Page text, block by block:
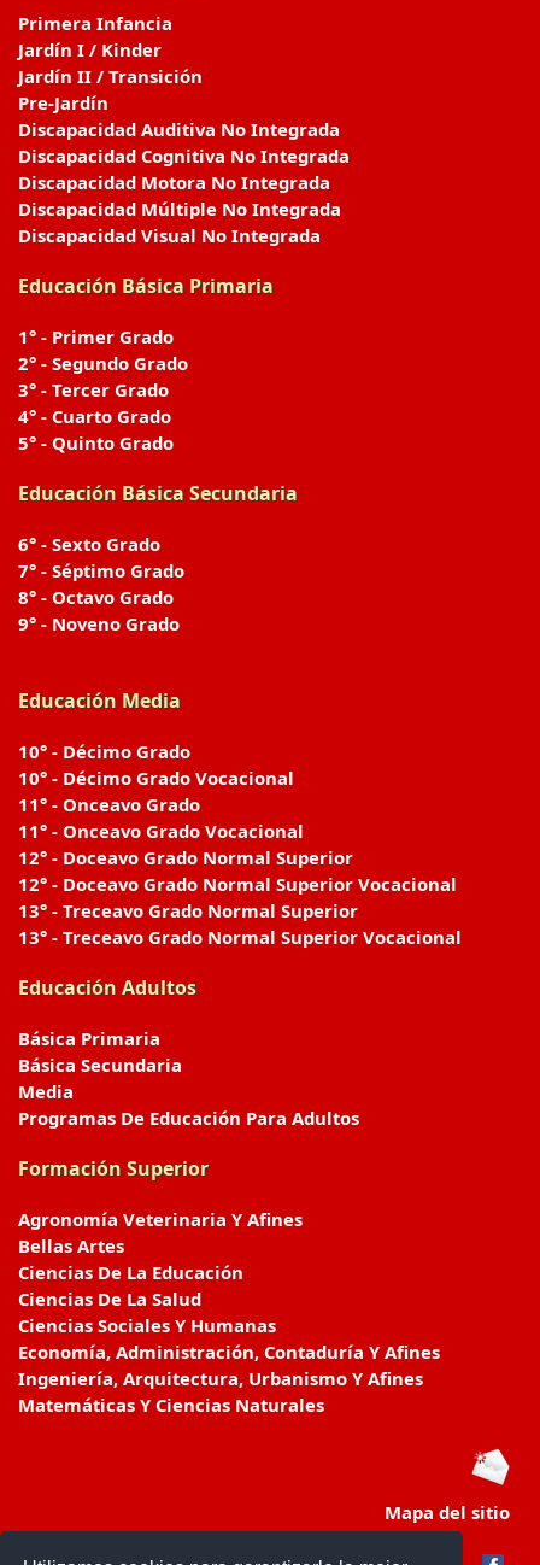
Primera Infancia
Jardín I / Kinder
Jardín II / Transición
Pre-Jardín
Discapacidad Auditiva No Integrada
Discapacidad Cognitiva No Integrada
Discapacidad Motora No Integrada
Discapacidad Múltiple No Integrada
Discapacidad Visual No Integrada
Educación Básica Primaria
1° - Primer Grado
2° - Segundo Grado
3° - Tercer Grado
4° - Cuarto Grado
5° - Quinto Grado
Educación Básica Secundaria
6° - Sexto Grado
7° - Séptimo Grado
8° - Octavo Grado
9° - Noveno Grado
Educación Media
10° - Décimo Grado
10° - Décimo Grado Vocacional
11° - Onceavo Grado
11° - Onceavo Grado Vocacional
12° - Doceavo Grado Normal Superior
12° - Doceavo Grado Normal Superior Vocacional
13° - Treceavo Grado Normal Superior
13° - Treceavo Grado Normal Superior Vocacional
Educación Adultos
Básica Primaria
Básica Secundaria
Media
Programas De Educación Para Adultos
Formación Superior
Agronomía Veterinaria Y Afines
Bellas Artes
Ciencias De La Educación
Ciencias De La Salud
Ciencias Sociales Y Humanas
Economía, Administración, Contaduría Y Afines
Ingeniería, Arquitectura, Urbanismo Y Afines
Matemáticas Y Ciencias Naturales
Mapa del sitio